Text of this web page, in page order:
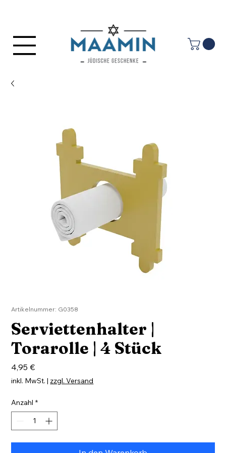
Artikelnummer: G0358
Serviettenhalter |
Torarolle | 4 Stück
4,95 €Preis
inkl. MwSt. | zzgl. Versand
Anzahl *